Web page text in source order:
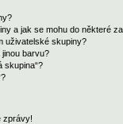
a jak se mohu do některé
uživatelské skupiny?
barvu?
skupina“?
zprávy!